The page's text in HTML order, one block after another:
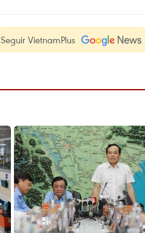
Seguir VietnamPlus